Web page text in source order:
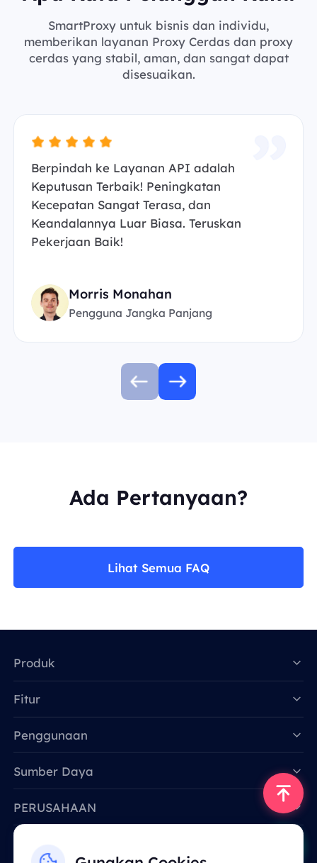
SmartProxy untuk bisnis dan individu,
memberikan layanan Proxy Cerdas dan proxy
cerdas yang stabil, aman, dan sangat dapat
disesuaikan.
Berpindah ke Layanan API adalah
Keputusan Terbaik! Peningkatan
Kecepatan Sangat Terasa, dan
Keandalannya Luar Biasa. Teruskan
Pekerjaan Baik!
Morris Monahan
Pengguna Jangka Panjang
Ada Pertanyaan?
Lihat Semua FAQ
Produk
Fitur
Penggunaan
Sumber Daya
PERUSAHAAN